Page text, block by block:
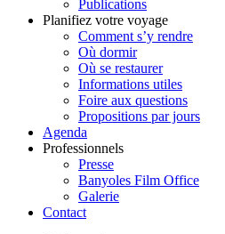
Publications
Planifiez votre voyage
Comment s’y rendre
Où dormir
Où se restaurer
Informations utiles
Foire aux questions
Propositions par jours
Agenda
Professionnels
Presse
Banyoles Film Office
Galerie
Contact